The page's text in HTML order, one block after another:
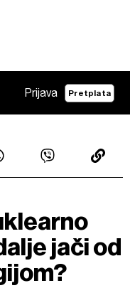
Prijava Pretplata
jači od